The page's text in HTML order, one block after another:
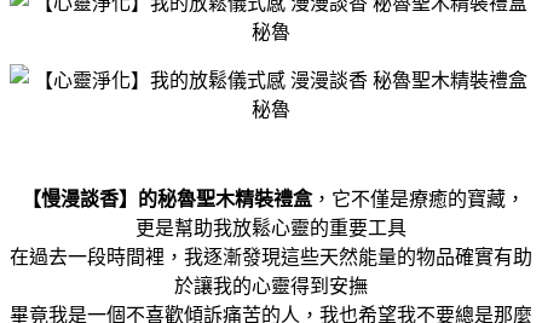
【慢漫談香】的秘魯聖木精裝禮盒，它不僅是療癒的寶藏，
更是幫助我放鬆心靈的重要工具
在過去一段時間裡，我逐漸發現這些天然能量的物品確實有助
於讓我的心靈得到安撫
畢竟我是一個不喜歡傾訴痛苦的人，我也希望我不要總是那麼